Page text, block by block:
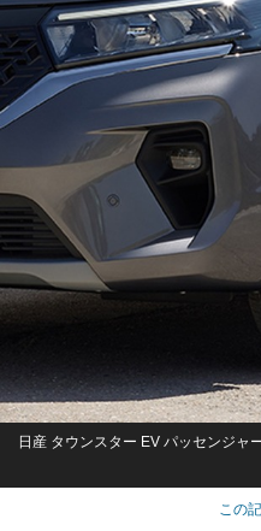
日産 タウンスター EV パッセンジャ
この